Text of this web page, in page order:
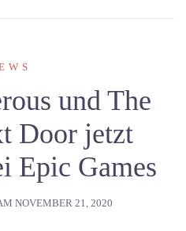
und The
Door jetzt
Epic Games
NOVEMBER 21, 2020